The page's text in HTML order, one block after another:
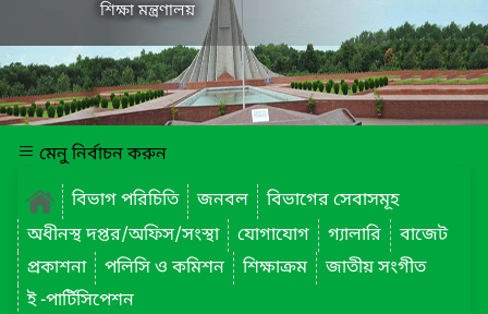
শিক্ষা মন্ত্রণালয়
মেনু নির্বাচন করুন
বিভাগ পরিচিতি
জনবল
বিভাগের সেবাসমূহ
অধীনস্থ দপ্তর/অফিস/সংস্থা
যোগাযোগ গ্যালারি
বাজেট
প্রকাশনা
পলিসি ও কমিশন শিক্ষাক্রম
জাতীয় সংগীত
ই -পার্টিসিপেশন